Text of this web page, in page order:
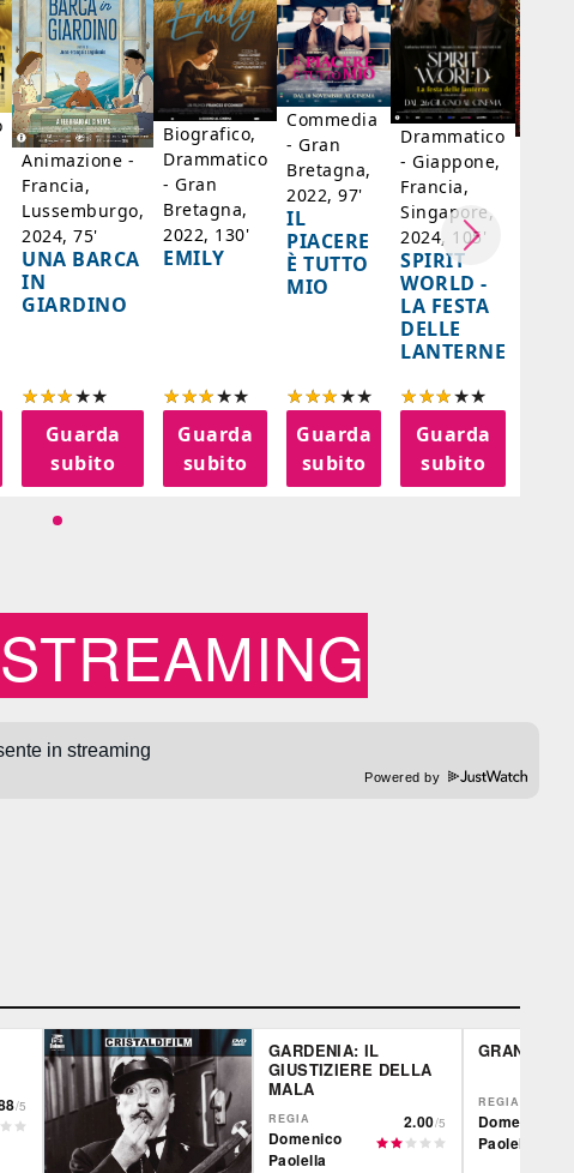
Animazione -
Francia,
Lussemburgo,
2024, 75'
UNA BARCA
IN
GIARDINO
Guarda
subito
Biografico,
Drammatico
- Gran
Bretagna,
2022, 130'
EMILY
Guarda
subito
Commedia
- Gran
Bretagna,
2022, 97'
IL
PIACERE
È TUTTO
MIO
Guarda
subito
Drammatico
- Giappone,
Francia,
Singapore,
2024, 105'
SPIRIT
WORLD -
LA FESTA
DELLE
LANTERNE
Guarda
subito
STREAMING
Powered by
/5
GARDENIA: IL
GIUSTIZIERE DELLA
MALA
REGIA
Domenico
Paolella
2.00/5
GRAN
REGIA
Domenico
Paolella